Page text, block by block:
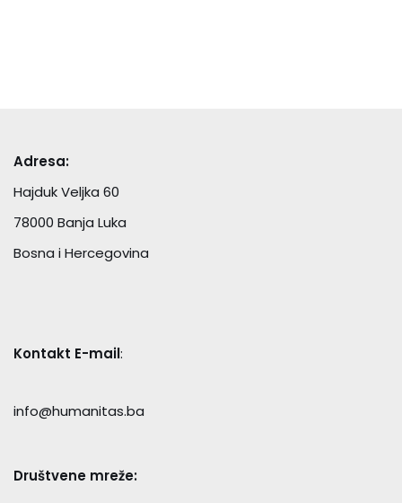
Adresa:
Hajduk Veljka 60
78000 Banja Luka
Bosna i Hercegovina
Kontakt E-mail:
info@humanitas.ba
Društvene mreže: